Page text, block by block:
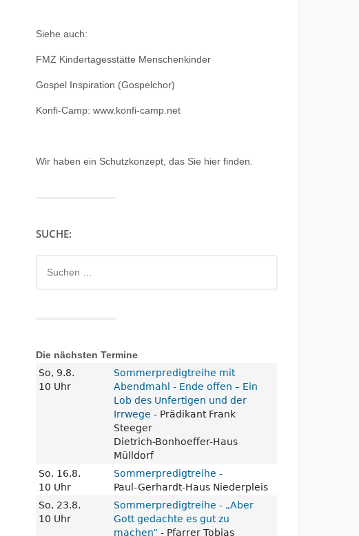
Siehe auch:
FMZ Kindertagesstätte Menschenkinder
Gospel Inspiration (Gospelchor)
Konfi-Camp: www.konfi-camp.net
Wir haben ein Schutzkonzept, das Sie hier finden.
SUCHE:
nach:
Die nächsten Termine